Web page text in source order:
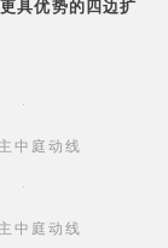
具优势的四边扩
中庭动线
中庭动线